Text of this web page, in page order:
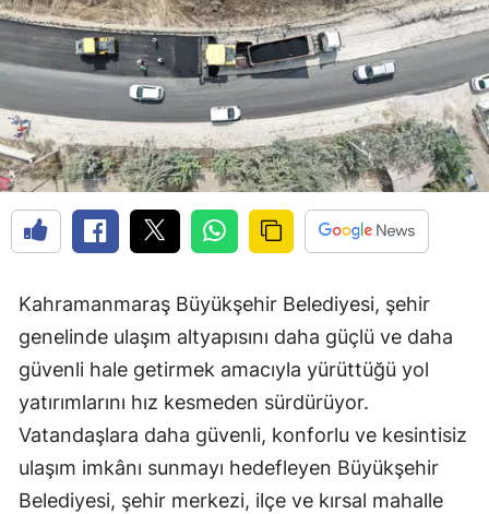
Kahramanmaraş Büyükşehir Belediyesi, şehir
genelinde ulaşım altyapısını daha güçlü ve daha
güvenli hale getirmek amacıyla yürüttüğü yol
yatırımlarını hız kesmeden sürdürüyor.
Vatandaşlara daha güvenli, konforlu ve kesintisiz
ulaşım imkânı sunmayı hedefleyen Büyükşehir
Belediyesi, şehir merkezi, ilçe ve kırsal mahalle